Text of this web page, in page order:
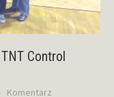
Control
Komentarz